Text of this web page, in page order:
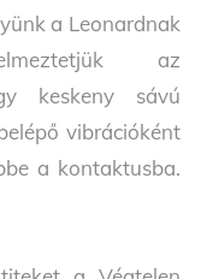
a Leonardnak
az
keskeny sávú
vibrációként
a kontaktusba.